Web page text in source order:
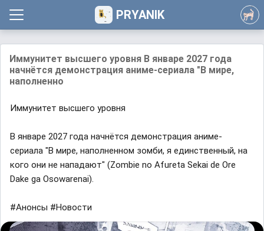
PRYANIK
Иммунитет высшего уровня В январе 2027 года
начнётся демонстрация аниме-сериала "В мире,
наполненно
Иммунитет высшего уровня
В январе 2027 года начнётся демонстрация аниме-
сериала "В мире, наполненном зомби, я единственный, на
кого они не нападают" (Zombie no Afureta Sekai de Ore
Dake ga Osowarenai).
#Анонсы #Новости